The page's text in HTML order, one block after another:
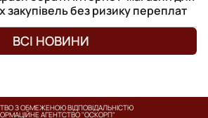
закупівель без ризику переплат
ВСІ НОВИНИ
З ОБМЕЖЕНОЮ ВІДПОВІДАЛЬНІСТЮ
АГЕНТСТВО "ОСКОРП"